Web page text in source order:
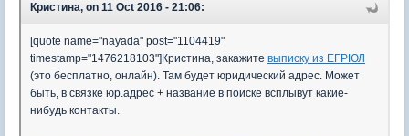
Кристина, on 11 Oct 2016 - 21:06:
[quote name="nayada" post="1104419"
timestamp="1476218103"]Кристина, закажите выписку из ЕГРЮЛ
(это бесплатно, онлайн). Там будет юридический адрес. Может
быть, в связке юр.адрес + название в поиске всплывут какие-
нибудь контакты.